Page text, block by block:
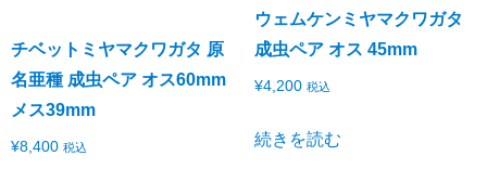
チベットミヤマクワガタ 原
名亜種 成虫ペア オス60mm
メス39mm
¥8,400 税込
ウェムケンミヤマクワガタ
成虫ペア オス 45mm
¥4,200 税込
続きを読む